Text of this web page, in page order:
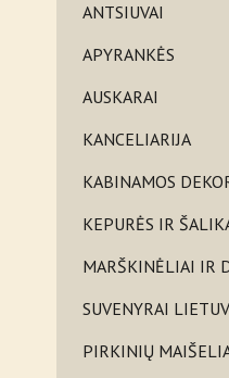
ANTSIUVAI
APYRANKĖS
AUSKARAI
KANCELIARIJA
KABINAMOS
KEPURĖS IR
MARŠKINĖLIAI IR
SUVENYRAI
PIRKINIŲ